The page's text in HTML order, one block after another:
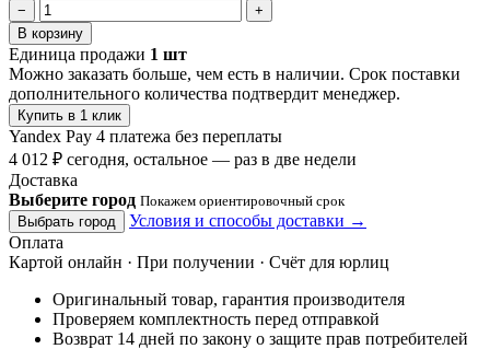
−
+
В корзину
Единица продажи 1 шт
Можно заказать больше, чем есть в наличии. Срок поставки
дополнительного количества подтвердит менеджер.
Купить в 1 клик
Yandex Pay 4 платежа без переплаты
4 012 ₽ сегодня, остальное — раз в две недели
Доставка
Выберите город Покажем ориентировочный срок
Выбрать город
Условия и способы доставки →
Оплата
Картой онлайн · При получении · Счёт для юрлиц
Оригинальный товар, гарантия производителя
Проверяем комплектность перед отправкой
Возврат 14 дней по закону о защите прав потребителей